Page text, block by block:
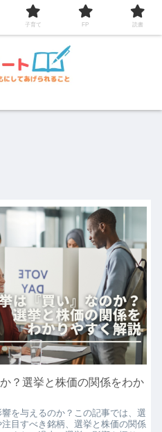
？選挙と株価の関係をわか
を与えるのか？この記事では、選
目すべき銘柄、選挙と株価の関係
子育て FP 読書